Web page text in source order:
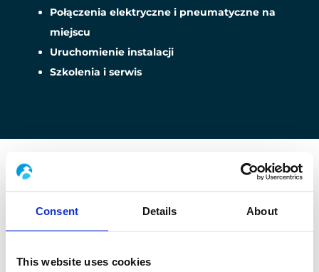
Consent Details About
This website uses cookies
Połączenia elektryczne i pneumatyczne na
miejscu
Uruchomienie instalacji
Szkolenia i serwis
NASZE USŁUGI
Gwarancja sprawnego przebiegu
projektu